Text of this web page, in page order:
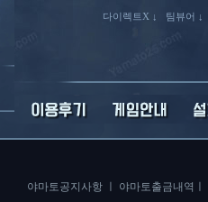
다이렉트X ↓ 팀뷰어 ↓
야마토공지사항ㅣ 야마토출금내역